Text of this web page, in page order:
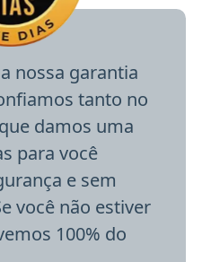
nossa garantia
tanto no
damos uma
para você
e sem
você não estiver
100% do